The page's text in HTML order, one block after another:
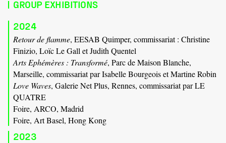
GROUP EXHIBITIONS
2024
Retour de flamme, EESAB Quimper, commissariat : Christine
Finizio, Loïc Le Gall et Judith Quentel
Arts Ephémères : Transformé, Parc de Maison Blanche,
Marseille, commissariat par Isabelle Bourgeois et Martine Robin
Love Waves, Galerie Net Plus, Rennes, commissariat par LE
QUATRE
Foire, ARCO, Madrid
Foire, Art Basel, Hong Kong
2023